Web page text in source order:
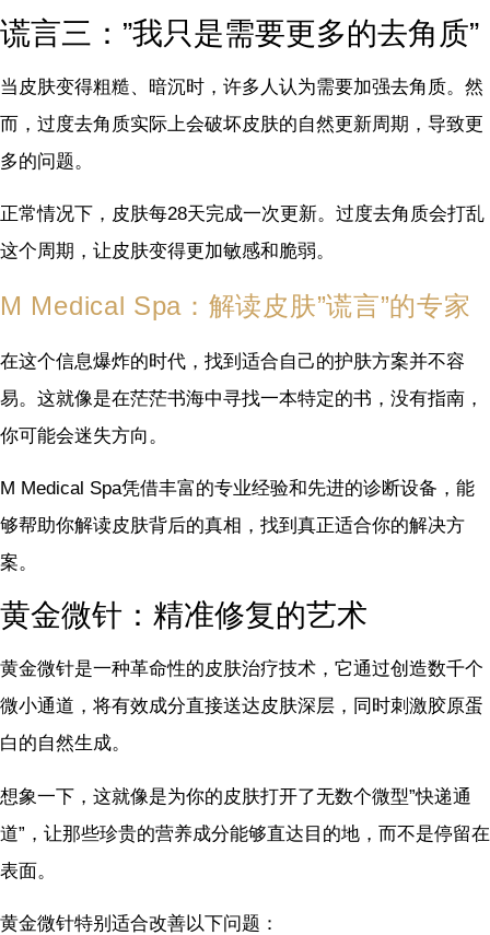
谎言三：”我只是需要更多的去角质”
当皮肤变得粗糙、暗沉时，许多人认为需要加强去角质。然
而，过度去角质实际上会破坏皮肤的自然更新周期，导致更
多的问题。
正常情况下，皮肤每28天完成一次更新。过度去角质会打乱
这个周期，让皮肤变得更加敏感和脆弱。
M Medical Spa：解读皮肤”谎言”的专家
在这个信息爆炸的时代，找到适合自己的护肤方案并不容
易。这就像是在茫茫书海中寻找一本特定的书，没有指南，
你可能会迷失方向。
M Medical Spa凭借丰富的专业经验和先进的诊断设备，能
够帮助你解读皮肤背后的真相，找到真正适合你的解决方
案。
黄金微针：精准修复的艺术
黄金微针是一种革命性的皮肤治疗技术，它通过创造数千个
微小通道，将有效成分直接送达皮肤深层，同时刺激胶原蛋
白的自然生成。
想象一下，这就像是为你的皮肤打开了无数个微型”快递通
道”，让那些珍贵的营养成分能够直达目的地，而不是停留在
表面。
黄金微针特别适合改善以下问题：